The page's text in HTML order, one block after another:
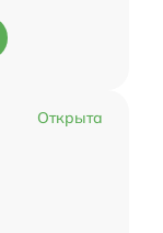
Открыта